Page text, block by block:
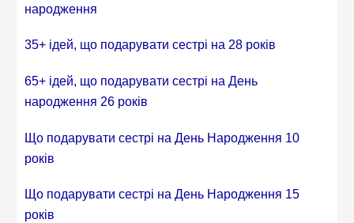
народження
35+ ідей, що подарувати сестрі на 28 років
65+ ідей, що подарувати сестрі на День
народження 26 років
Що подарувати сестрі на День Народження 10
років
Що подарувати сестрі на День Народження 15
років